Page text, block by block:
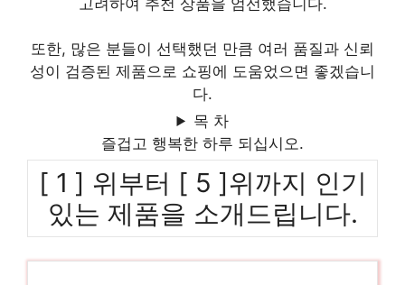
고려하여 추천 상품을 엄선했습니다.
또한, 많은 분들이 선택했던 만큼 여러 품질과 신뢰
성이 검증된 제품으로 쇼핑에 도움었으면 좋겠습니
다.
목 차
즐겁고 행복한 하루 되십시오.
[ 1 ] 위부터 [ 5 ]위까지 인기
있는 제품을 소개드립니다.